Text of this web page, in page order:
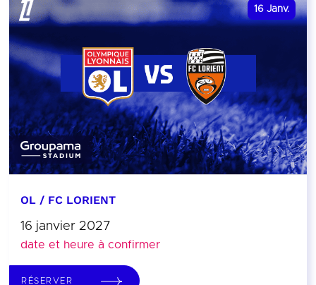
16 Janv.
OL / FC LORIENT
16 janvier 2027
date et heure à confirmer
RÉSERVER